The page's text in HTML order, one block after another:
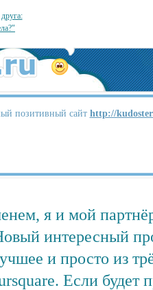
позитивный сайт http://
я и мой
интересный
и просто из
Если будет